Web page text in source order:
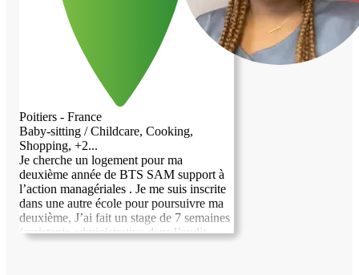
Poitiers - France
Baby-sitting / Childcare, Cooking,
Shopping, +2...
Je cherche un logement pour ma
deuxième année de BTS SAM support à
l’action managériales . Je me suis inscrite
dans une autre école pour poursuivre ma
deuxième, J’ai fait un stage de 7 semaines
(assistante administrative dans l’audit